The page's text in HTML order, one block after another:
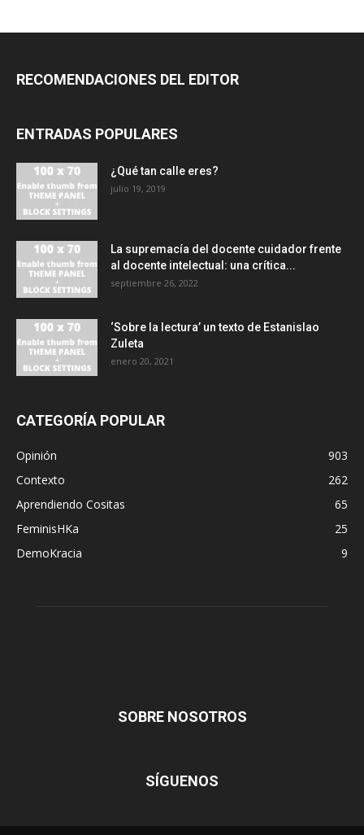
RECOMENDACIONES DEL EDITOR
ENTRADAS POPULARES
¿Qué tan calle eres?
julio 19, 2019
La supremacía del docente cuidador frente
al docente intelectual: una crítica...
septiembre 26, 2022
‘Sobre la lectura’ un texto de Estanislao
Zuleta
enero 20, 2021
CATEGORÍA POPULAR
Opinión
903
Contexto
262
Aprendiendo Cositas
65
FeminisHKa
25
DemoKracia
9
SOBRE NOSOTROS
SÍGUENOS